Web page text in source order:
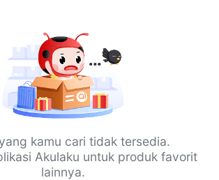
kamu cari tidak tersedia.
Akulaku untuk produk favorit
lainnya.